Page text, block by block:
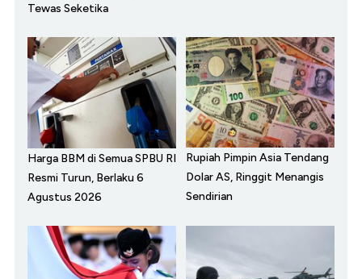
Tewas Seketika
Harga BBM di Semua SPBU RI
Resmi Turun, Berlaku 6
Agustus 2026
Rupiah Pimpin Asia Tendang
Dolar AS, Ringgit Menangis
Sendirian